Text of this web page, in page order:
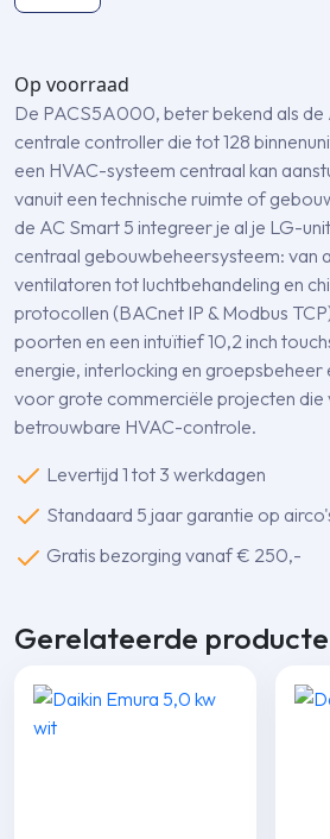
Op voorraad
De PACS5A000, beter bekend als de
centrale controller die tot 128
een HVAC-systeem centraal kan
vanuit een technische ruimte of
de AC Smart 5 integreer je al je LG-
centraal gebouwbeheersysteem: van
ventilatoren tot luchtbehandeling en
protocollen (BACnet IP & Modbus
poorten en een intuïtief 10,2 inch
energie, interlocking en groepsbeheer
voor grote commerciële projecten die
betrouwbare HVAC-controle.
Levertijd 1 tot 3 werkdagen
Standaard 5 jaar garantie op
Gratis bezorging vanaf € 250,-
Gerelateerde